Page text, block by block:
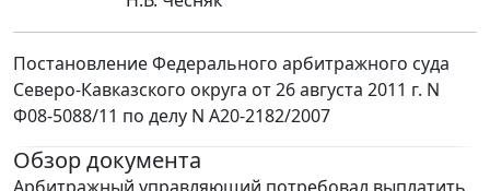
Постановление Федерального арбитражного суда
Северо-Кавказского округа от 26 августа 2011 г. N
Ф08-5088/11 по делу N А20-2182/2007
Обзор документа